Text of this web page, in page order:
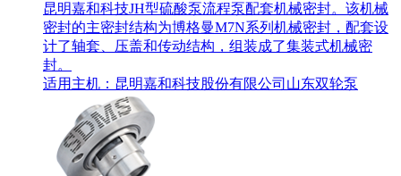
昆明嘉和科技JH型硫酸泵流程泵配套机械密封。该机械
密封的主密封结构为博格曼M7N系列机械密封，配套设
计了轴套、压盖和传动结构，组装成了集装式机械密
封。
适用主机： 昆明嘉和科技股份有限公司 山东双轮泵